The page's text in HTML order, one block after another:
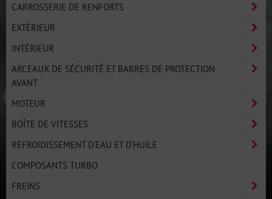
CARROSSERIE DE RENFORTS
EXTÉRIEUR
INTÉRIEUR
ARCEAUX DE SÉCURITÉ ET BARRES DE PROTECTION
AVANT
MOTEUR
BOÎTE DE VITESSES
REFROIDISSEMENT D'EAU ET D'HUILE
COMPOSANTS TURBO
FREINS